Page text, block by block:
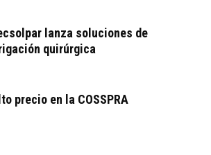
lanza soluciones de
quirúrgica
precio en la COSSPRA